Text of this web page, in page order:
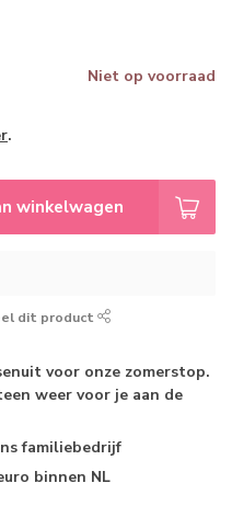
Niet op voorraad
.
winkelwagen
dit product
voor onze zomerstop.
weer voor je aan de
familiebedrijf
binnen NL